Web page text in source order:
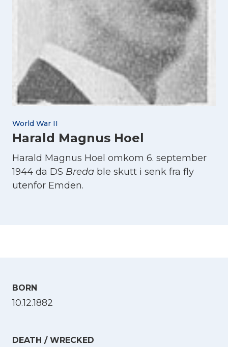
World War II
Harald Magnus Hoel
Harald Magnus Hoel omkom 6. september
1944 da DS Breda ble skutt i senk fra fly
utenfor Emden.
BORN
10.12.1882
DEATH / WRECKED